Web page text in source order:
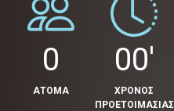
0
ΑΤΟΜΑ
00'
ΧΡΟΝΟΣ
ΠΡΟΕΤΟΙΜΑΣΙΑΣ